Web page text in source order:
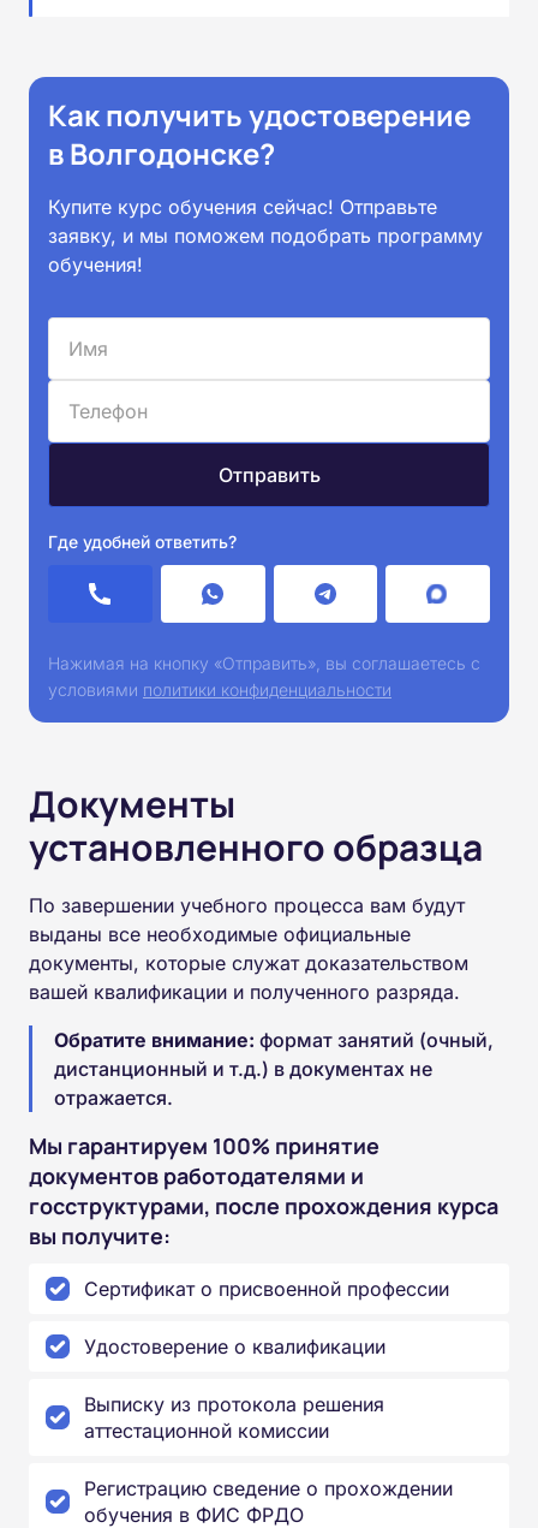
Как получить удостоверение
в Волгодонске?
Купите курс обучения сейчас! Отправьте
заявку, и мы поможем подобрать программу
обучения!
Где удобней ответить?
Нажимая на кнопку «Отправить», вы соглашаетесь с
условиями политики конфиденциальности
Документы
установленного образца
По завершении учебного процесса вам будут
выданы все необходимые официальные
документы, которые служат доказательством
вашей квалификации и полученного разряда.
Обратите внимание: формат занятий (очный,
дистанционный и т.д.) в документах не
отражается.
Мы гарантируем 100% принятие
документов работодателями и
госструктурами, после прохождения курса
вы получите:
Сертификат о присвоенной профессии
Удостоверение о квалификации
Выписку из протокола решения
аттестационной комиссии
Регистрацию сведение о прохождении
обучения в ФИС ФРДО